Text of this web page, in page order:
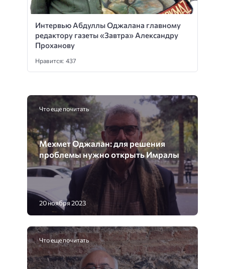
Интервью Абдуллы Оджалана главному
редактору газеты «Завтра» Александру
Проханову
Нравится: 437
Что еще почитать
Мехмет Оджалан: для решения
проблемы нужно открыть Имралы
20 ноября 2023
Что еще почитать